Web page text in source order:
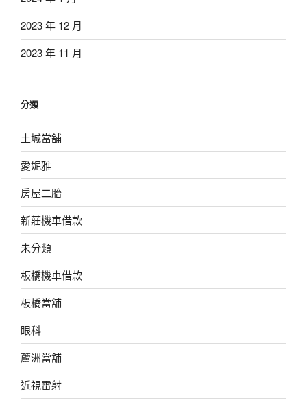
2023 年 12 月
2023 年 11 月
分類
土城當舖
愛妮雅
房屋二胎
新莊機車借款
未分類
板橋機車借款
板橋當舖
眼科
蘆洲當舖
近視雷射